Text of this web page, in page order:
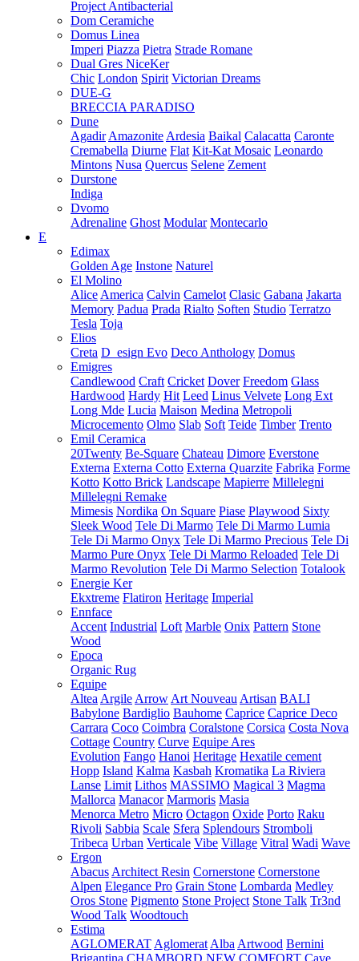
Project Antibacterial
Dom Ceramiche
Domus Linea
Imperi Piazza Pietra Strade Romane
Dual Gres NiceKer
Chic London Spirit Victorian Dreams
DUE-G
BRECCIA PARADISO
Dune
Agadir Amazonite Ardesia Baikal Calacatta Caronte
Cremabella Diurne Flat Kit-Kat Mosaic Leonardo
Mintons Nusa Quercus Selene Zement
Durstone
Indiga
Dvomo
Adrenaline Ghost Modular Montecarlo
E
Edimax
Golden Age Instone Naturel
El Molino
Alice America Calvin Camelot Clasic Gabana Jakarta
Memory Padua Prada Rialto Soften Studio Terratzo
Tesla Toja
Elios
Creta D_esign Evo Deco Anthology Domus
Emigres
Candlewood Craft Cricket Dover Freedom Glass
Hardwood Hardy Hit Leed Linus Velvete Long Ext
Long Mde Lucia Maison Medina Metropoli
Microcemento Olmo Slab Soft Teide Timber Trento
Emil Ceramica
20Twenty Be-Square Chateau Dimore Everstone
Externa Externa Cotto Externa Quarzite Fabrika Forme
Kotto Kotto Brick Landscape Mapierre Millelegni
Millelegni Remake
Mimesis Nordika On Square Piase Playwood Sixty
Sleek Wood Tele Di Marmo Tele Di Marmo Lumia
Tele Di Marmo Onyx Tele Di Marmo Precious Tele Di
Marmo Pure Onyx Tele Di Marmo Reloaded Tele Di
Marmo Revolution Tele Di Marmo Selection Totalook
Energie Ker
Ekxtreme Flatiron Heritage Imperial
Ennface
Accent Industrial Loft Marble Onix Pattern Stone
Wood
Epoca
Organic Rug
Equipe
Altea Argile Arrow Art Nouveau Artisan BALI
Babylone Bardiglio Bauhome Caprice Caprice Deco
Carrara Coco Coimbra Coralstone Corsica Costa Nova
Cottage Country Curve Equipe Ares
Evolution Fango Hanoi Heritage Hexatile cement
Hopp Island Kalma Kasbah Kromatika La Riviera
Lanse Limit Lithos MASSIMO Magical 3 Magma
Mallorca Manacor Marmoris Masia
Menorca Metro Micro Octagon Oxide Porto Raku
Rivoli Sabbia Scale Sfera Splendours Stromboli
Tribeca Urban Verticale Vibe Village Vitral Wadi Wave
Ergon
Abacus Architect Resin Cornerstone Cornerstone
Alpen Elegance Pro Grain Stone Lombarda Medley
Oros Stone Pigmento Stone Project Stone Talk Tr3nd
Wood Talk Woodtouch
Estima
AGLOMERAT Aglomerat Alba Artwood Bernini